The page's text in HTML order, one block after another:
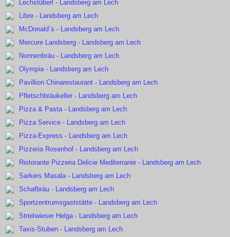
Lechstüberl - Landsberg am Lech
Libre - Landsberg am Lech
McDonald´s - Landsberg am Lech
Mercure Landsberg - Landsberg am Lech
Nonnenbräu - Landsberg am Lech
Olympia - Landsberg am Lech
Pavillion Chinarestaurant - Landsberg am Lech
Pfletschbräukeller - Landsberg am Lech
Pizza & Pasta - Landsberg am Lech
Pizza Service - Landsberg am Lech
Pizza-Express - Landsberg am Lech
Pizzeria Rosenhof - Landsberg am Lech
Ristorante Pizzeria Delicie Mediterranie - Landsberg am Lech
Sarkers Masala - Landsberg am Lech
Schafbräu - Landsberg am Lech
Sportzentrumsgaststätte - Landsberg am Lech
Streitwieser Helga - Landsberg am Lech
Taxis-Stuben - Landsberg am Lech